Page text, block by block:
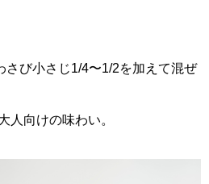
さび小さじ1/4〜1/2を加えて混ぜ
人向けの味わい。